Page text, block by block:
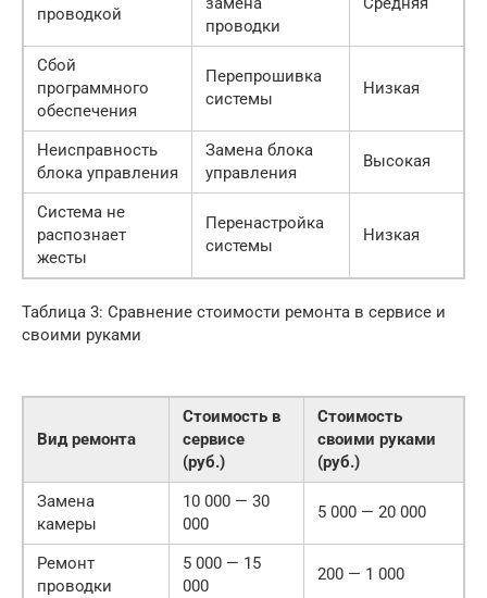
проводкой
проводки
Сбой
программного
обеспечения
Перепрошивка
системы
Низкая
Неисправность
блока управления
Замена блока
управления
Высокая
Система не
распознает
жесты
Перенастройка
системы
Низкая
Таблица 3: Сравнение стоимости ремонта в сервисе и
своими руками
Вид ремонта
Стоимость в
сервисе
(руб.)
Стоимость
своими руками
(руб.)
Замена
камеры
10 000 — 30
000
5 000 — 20 000
Ремонт
проводки
5 000 — 15
000
200 — 1 000